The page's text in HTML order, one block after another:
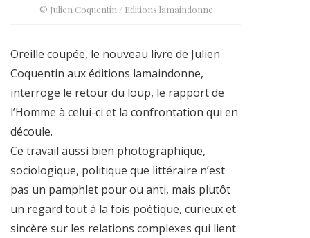
© Julien Coquentin / Editions lamaindonne
Oreille coupée, le nouveau livre de Julien
Coquentin aux éditions lamaindonne,
interroge le retour du loup, le rapport de
l’Homme à celui-ci et la confrontation qui en
découle.
Ce travail aussi bien photographique,
sociologique, politique que littéraire n’est
pas un pamphlet pour ou anti, mais plutôt
un regard tout à la fois poétique, curieux et
sincère sur les relations complexes qui lient